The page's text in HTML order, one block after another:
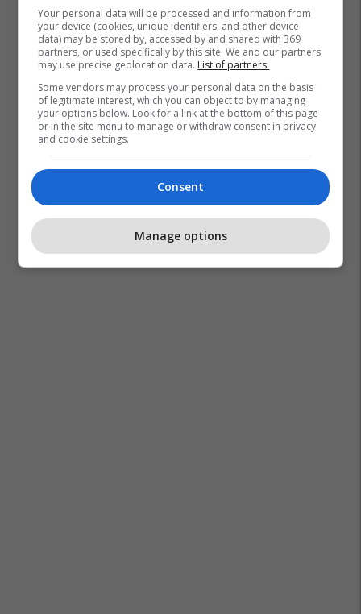
Mirdite Te Shtena Me Arme
Shqiperia
Policia E Shtetit
Your personal data will be processed and information from
your device (cookies, unique identifiers, and other device
data) may be stored by, accessed by and shared with 369
partners, or used specifically by this site. We and our partners
may use precise geolocation data. List of partners.
Some vendors may process your personal data on the basis
of legitimate interest, which you can object to by managing
your options below. Look for a link at the bottom of this page
or in the site menu to manage or withdraw consent in privacy
and cookie settings.
Consent
Manage options